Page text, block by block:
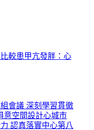
較患甲亢發胖：心
會議 深刻學習貫徹
意空間設計心城市
認真落實中心第八